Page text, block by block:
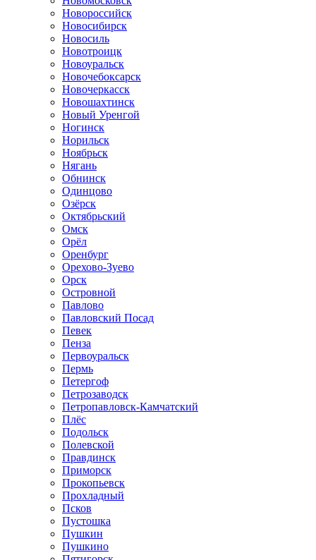
Новороссийск
Новосибирск
Новосиль
Новотроицк
Новоуральск
Новочебоксарск
Новочеркасск
Новошахтинск
Новый Уренгой
Ногинск
Норильск
Ноябрьск
Нягань
Обнинск
Одинцово
Озёрск
Октябрьский
Омск
Орёл
Оренбург
Орехово-Зуево
Орск
Островной
Павлово
Павловский Посад
Певек
Пенза
Первоуральск
Пермь
Петергоф
Петрозаводск
Петропавловск-Камчатский
Плёс
Подольск
Полевской
Правдинск
Приморск
Прокопьевск
Прохладный
Псков
Пустошка
Пушкин
Пушкино